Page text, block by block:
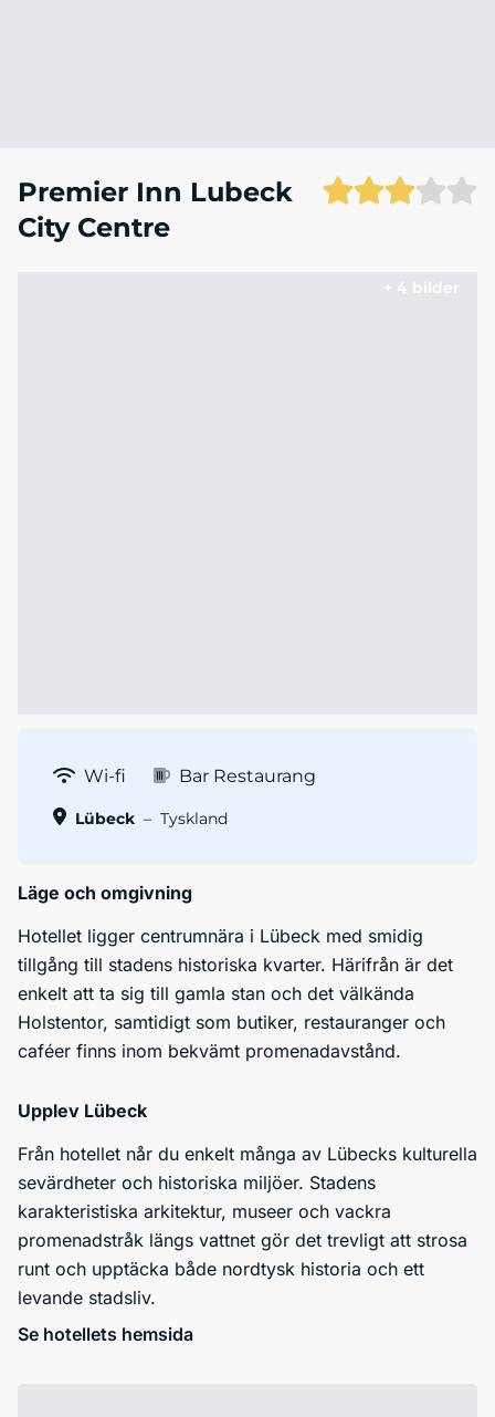
Premier Inn Lubeck
City Centre
+ 4 bilder
Wi-fi Bar Restaurang
Lübeck – Tyskland
Läge och omgivning
Hotellet ligger centrumnära i Lübeck med smidig
tillgång till stadens historiska kvarter. Härifrån är det
enkelt att ta sig till gamla stan och det välkända
Holstentor, samtidigt som butiker, restauranger och
caféer finns inom bekvämt promenadavstånd.
Upplev Lübeck
Från hotellet når du enkelt många av Lübecks kulturella
sevärdheter och historiska miljöer. Stadens
karakteristiska arkitektur, museer och vackra
promenadstråk längs vattnet gör det trevligt att strosa
runt och upptäcka både nordtysk historia och ett
levande stadsliv.
Se hotellets hemsida